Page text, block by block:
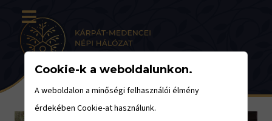
Cookie-k a weboldalunkon.
A weboldalon a minőségi felhasználói élmény
érdekében Cookie-at használunk.